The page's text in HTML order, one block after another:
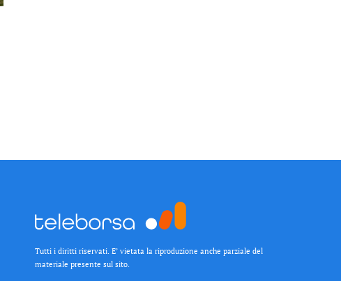
Tutti i diritti riservati. E’ vietata la riproduzione anche parziale del
materiale presente sul sito.